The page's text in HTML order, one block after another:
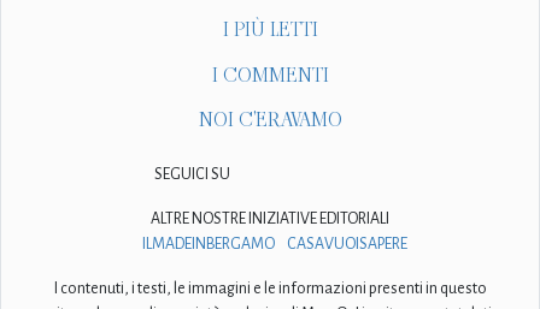
I PIÙ LETTI
I COMMENTI
NOI C'ERAVAMO
SEGUICI SU
ALTRE NOSTRE INIZIATIVE EDITORIALI
ILMADEINBERGAMO
CASAVUOISAPERE
I contenuti, i testi, le immagini e le informazioni presenti in questo